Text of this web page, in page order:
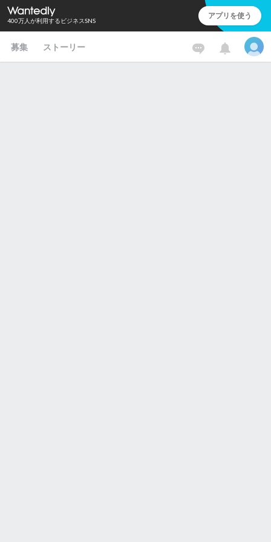
400万人が利用するビジネスSNS アプリを使う
募集 ストーリー